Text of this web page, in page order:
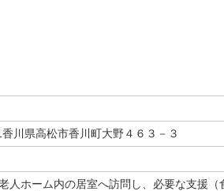
川県高松市香川町大野４６３－３
人ホーム内の居室へ訪問し、必要な支援